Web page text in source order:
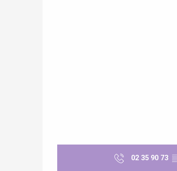
02 35 90 73